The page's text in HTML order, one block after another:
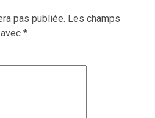
pas publiée. Les champs
*